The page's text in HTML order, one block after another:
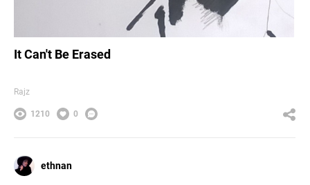
It Can't Be Erased
Rajz
1210 0
ethnan